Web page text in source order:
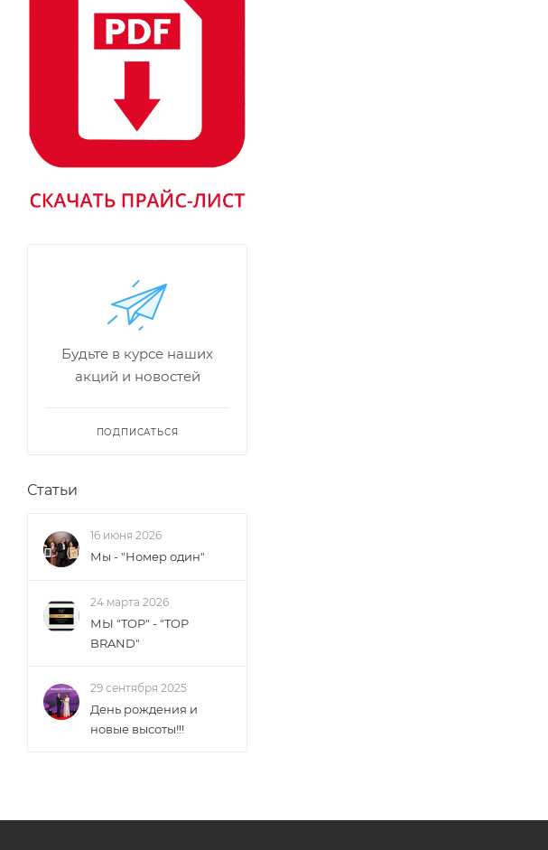
Будьте в курсе наших
акций и новостей
ПОДПИСАТЬСЯ
Статьи
16 июня 2026
Мы - "Номер один"
24 марта 2026
МЫ "TOP" - "TOP
BRAND"
29 сентября 2025
День рождения и
новые высоты!!!